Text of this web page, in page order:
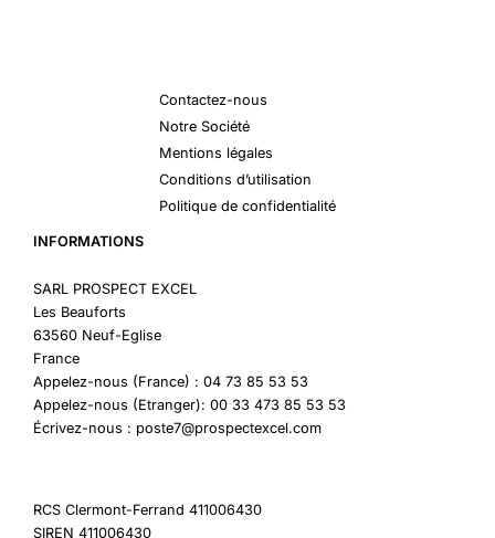
Contactez-nous
Notre Société
Mentions légales
Conditions d’utilisation
Politique de confidentialité
INFORMATIONS
SARL PROSPECT EXCEL
Les Beauforts
63560 Neuf-Eglise
France
Appelez-nous (France) : 04 73 85 53 53
Appelez-nous (Etranger): 00 33 473 85 53 53
Écrivez-nous : poste7@prospectexcel.com
RCS Clermont-Ferrand 411006430
SIREN 411006430